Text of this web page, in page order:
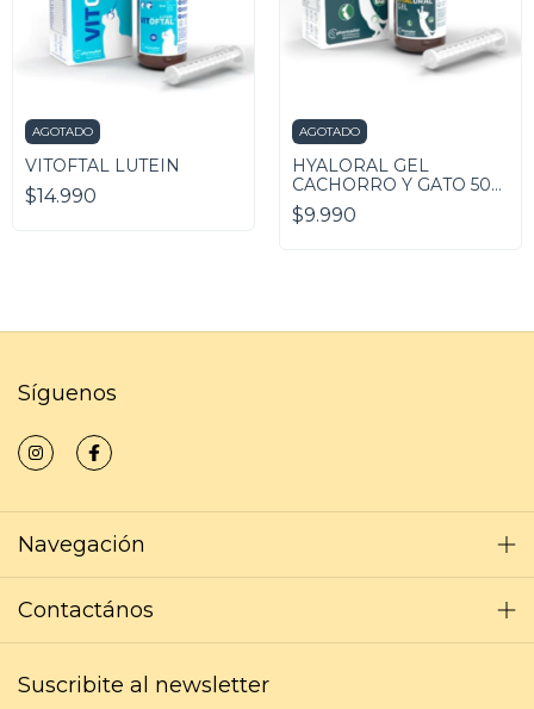
AGOTADO
VITOFTAL LUTEIN
$14.990
AGOTADO
HYALORAL GEL
CACHORRO Y GATO 50
ML
$9.990
Síguenos
Navegación
Contactános
Suscribite al newsletter